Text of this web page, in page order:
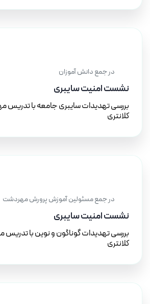
در جمع دانش آموزان
نشست امنیت سایبری
بررسی تهدیدات سایبری جامعه با
کلانتری
در جمع مسئولین آموزش پرورش مهردشت
نشست امنیت سایبری
بررسی تهدیدات گوناگون و نوین با
کلانتری